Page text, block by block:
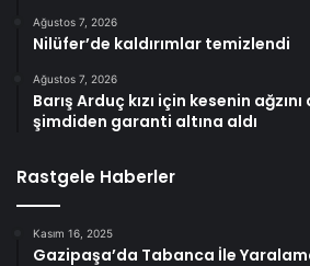
Ağustos 7, 2026
Nilüfer’de kaldırımlar temizlendi
Ağustos 7, 2026
Barış Arduç kızı için kesenin
şimdiden garanti altına aldı
Rastgele Haberler
Kasım 16, 2025
Gazipaşa’da Tabanca İle